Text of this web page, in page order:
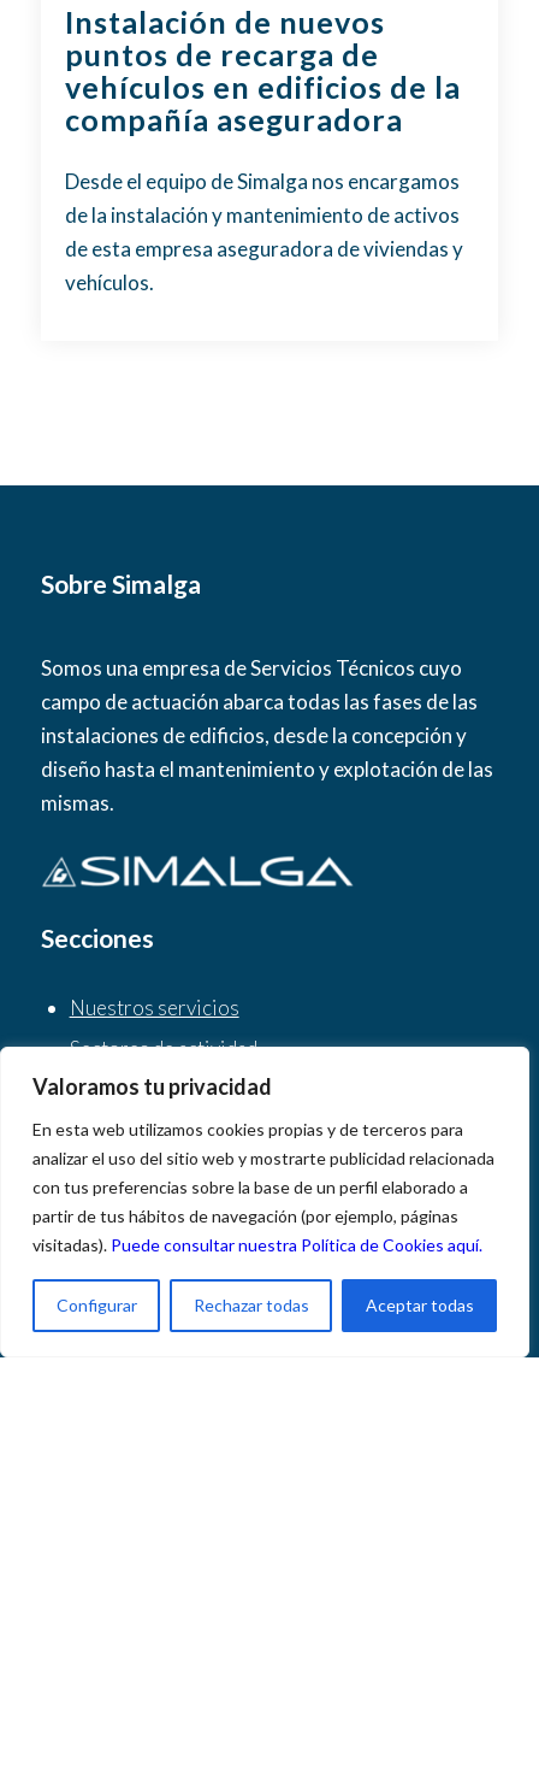
Valoramos tu privacidad
En esta web utilizamos cookies propias y de terceros para
analizar el uso del sitio web y mostrarte publicidad relacionada
con tus preferencias sobre la base de un perfil elaborado a
partir de tus hábitos de navegación (por ejemplo, páginas
visitadas). Puede consultar nuestra Política de Cookies aquí.
Configurar Rechazar todas Aceptar todas
Instalación de nuevos
puntos de recarga de
vehículos en edificios de la
compañía aseguradora
Desde el equipo de Simalga nos encargamos
de la instalación y mantenimiento de activos
de esta empresa aseguradora de viviendas y
vehículos.
Sobre Simalga
Somos una empresa de Servicios Técnicos cuyo
campo de actuación abarca todas las fases de las
instalaciones de edificios, desde la concepción y
diseño hasta el mantenimiento y explotación de las
mismas.
Secciones
Nuestros servicios
Sectores de actividad
Sobre Simalga
Clientes
Noticias
Contacto
Canal denuncias
Localízanos